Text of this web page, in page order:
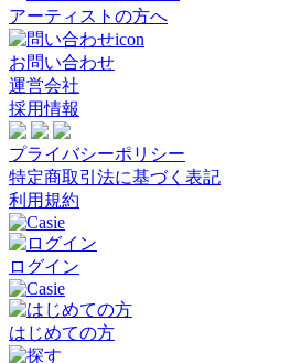
アーティストの方へ
お問い合わせ
運営会社
採用情報
プライバシーポリシー
特定商取引法に基づく表記
利用規約
ログイン
はじめての方